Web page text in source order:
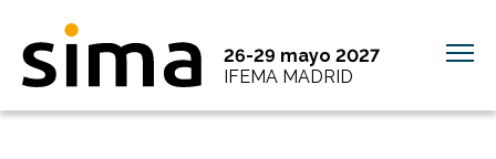
26-29 mayo 2027
IFEMA MADRID